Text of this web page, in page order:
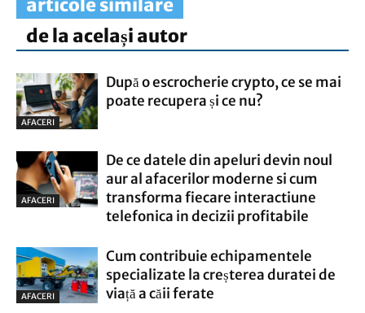
articole similare
de la același autor
AFACERI
După o escrocherie crypto, ce se mai
poate recupera și ce nu?
AFACERI
De ce datele din apeluri devin noul
aur al afacerilor moderne si cum
transforma fiecare interactiune
telefonica in decizii profitabile
AFACERI
Cum contribuie echipamentele
specializate la creșterea duratei de
viață a căii ferate